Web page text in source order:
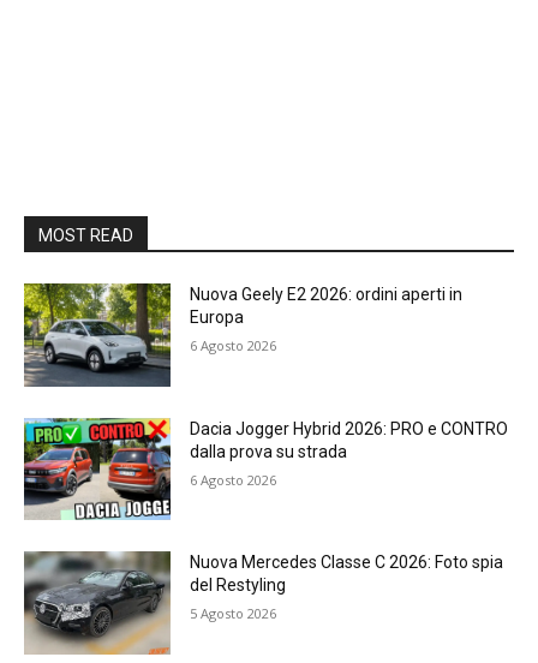
MOST READ
Nuova Geely E2 2026: ordini aperti in
Europa
6 Agosto 2026
Dacia Jogger Hybrid 2026: PRO e CONTRO
dalla prova su strada
6 Agosto 2026
Nuova Mercedes Classe C 2026: Foto spia
del Restyling
5 Agosto 2026